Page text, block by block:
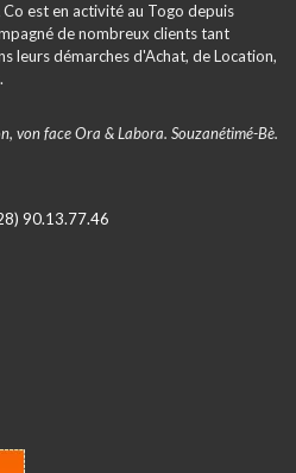
est en activité au Togo depuis
de nombreux clients tant
leurs démarches d'Achat, de Location,
von face Ora & Labora. Souzanétimé-Bè.
90.13.77.46